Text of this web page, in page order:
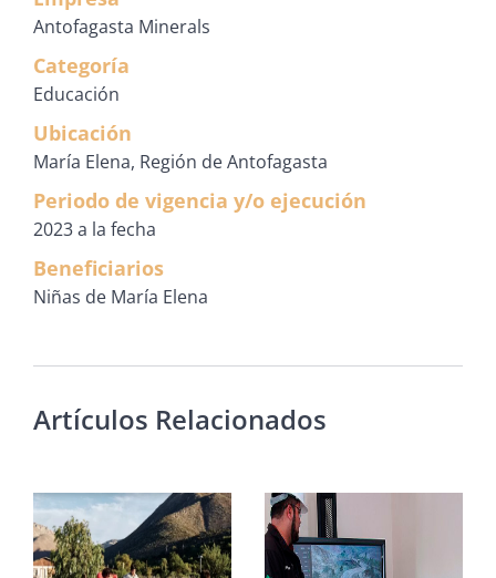
Antofagasta Minerals
Categoría
Educación
Ubicación
María Elena, Región de Antofagasta
Periodo de vigencia y/o ejecución
2023 a la fecha
Beneficiarios
Niñas de María Elena
Artículos Relacionados